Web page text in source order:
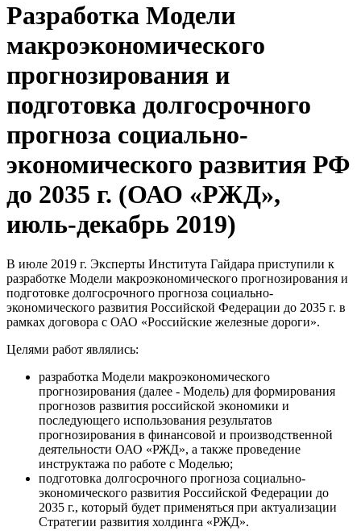
Разработка Модели
макроэкономического
прогнозирования и
подготовка долгосрочного
прогноза социально-
экономического развития РФ
до 2035 г. (ОАО «РЖД»,
июль-декабрь 2019)
В июле 2019 г. Эксперты Института Гайдара приступили к
разработке Модели макроэкономического прогнозирования и
подготовке долгосрочного прогноза социально-
экономического развития Российской Федерации до 2035 г. в
рамках договора с ОАО «Российские железные дороги».
Целями работ являлись:
разработка Модели макроэкономического
прогнозирования (далее - Модель) для формирования
прогнозов развития российской экономики и
последующего использования результатов
прогнозирования в финансовой и производственной
деятельности ОАО «РЖД», а также проведение
инструктажа по работе с Моделью;
подготовка долгосрочного прогноза социально-
экономического развития Российской Федерации до
2035 г., который будет применяться при актуализации
Стратегии развития холдинга «РЖД».